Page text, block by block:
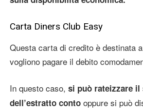
Carta Diners Club Easy
Questa carta di credito è destinata
vogliono pagare il debito
In questo caso, si può rateizzare il
dell’estratto conto oppure si può